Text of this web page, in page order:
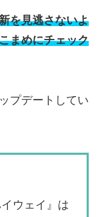
を見逃さないよ
まめにチェック
プデートしてい
ウェイ』は